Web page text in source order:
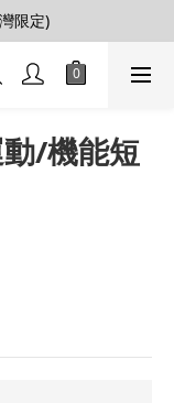
購物金
限定)
折價券
/機能短